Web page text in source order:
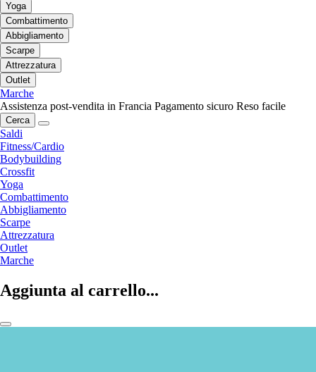
Yoga
Combattimento
Abbigliamento
Scarpe
Attrezzatura
Outlet
Marche
Assistenza post-vendita in Francia Pagamento sicuro Reso facile
Cerca
Saldi
Fitness/Cardio
Bodybuilding
Crossfit
Yoga
Combattimento
Abbigliamento
Scarpe
Attrezzatura
Outlet
Marche
Aggiunta al carrello...